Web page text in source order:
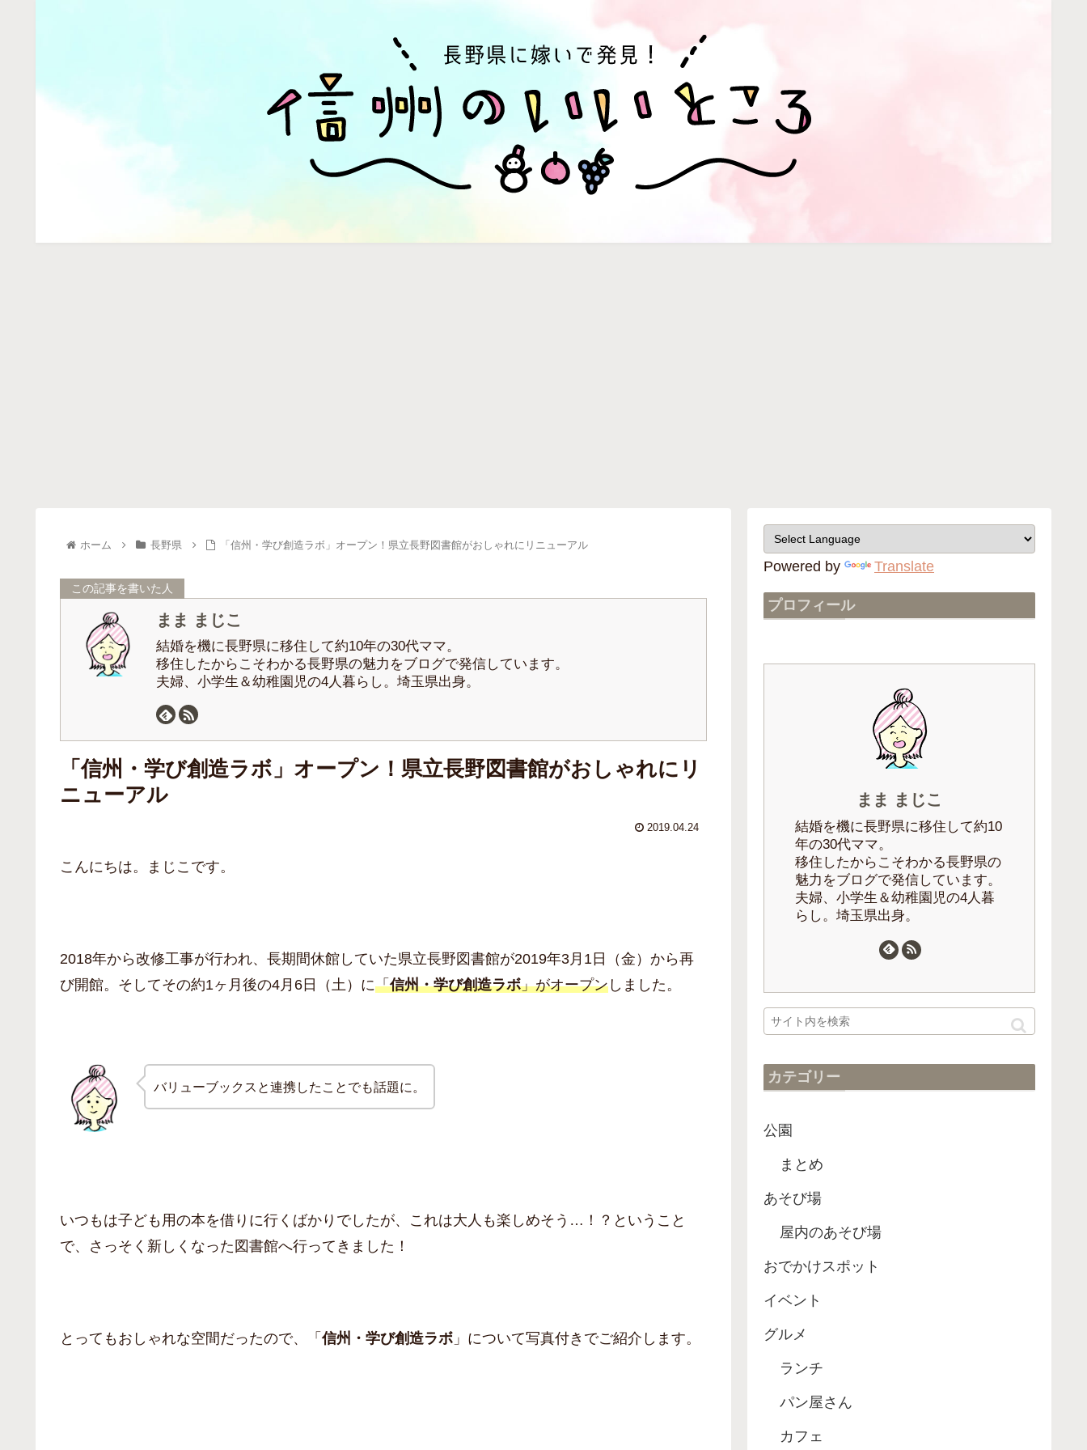
ホーム 長野県 「信州・学び創造ラボ」オープン！県立長野図書館がおしゃれにリニューアル
この記事を書いた人
まま まじこ
結婚を機に長野県に移住して約10年の30代ママ。
移住したからこそわかる長野県の魅力をブログで発信しています。
夫婦、小学生＆幼稚園児の4人暮らし。埼玉県出身。
「信州・学び創造ラボ」オープン！県立長野図書館がおしゃれにリ
ニューアル
2019.04.24
こんにちは。まじこです。
2018年から改修工事が行われ、長期間休館していた県立長野図書館が2019年3月1日（金）から再
び開館。そしてその約1ヶ月後の4月6日（土）に「信州・学び創造ラボ」がオープン しました。
バリューブックスと連携したことでも話題に。
いつもは子ども用の本を借りに行くばかりでしたが、これは大人も楽しめそう…！？ということ
で、さっそく新しくなった図書館へ行ってきました！
とってもおしゃれな空間だったので、「 信州・学び創造ラボ 」について写真付きでご紹介します。
Powered by Translate
プロフィール
まま まじこ
結婚を機に長野県に移住して約10
年の30代ママ。
移住したからこそわかる長野県の
魅力をブログで発信しています。
夫婦、小学生＆幼稚園児の4人暮
らし。埼玉県出身。
カテゴリー
公園
まとめ
あそび場
屋内のあそび場
おでかけスポット
イベント
グルメ
ランチ
パン屋さん
カフェ